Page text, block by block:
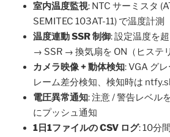
室内温度監視: NTC サーミスタ
SEMITEC 103AT-11) で温度計測
温度連動 SSR 制御: 設定温度を
→ SSR → 換気扇を ON（ヒステ
カメラ映像 + 動体検知: VGA グ
レーム差分検知、検知時は
電圧異常通知: 注意 / 警告レベル
にプッシュ通知
1日1ファイルの CSV ログ: 10分